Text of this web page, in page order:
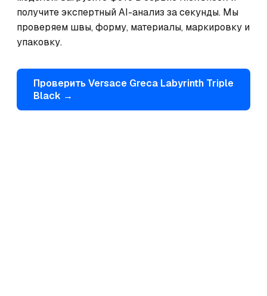
получите экспертный AI-анализ за секунды. Мы
проверяем швы, форму, материалы, маркировку и
упаковку.
Проверить Versace Greca Labyrinth Triple
Black →